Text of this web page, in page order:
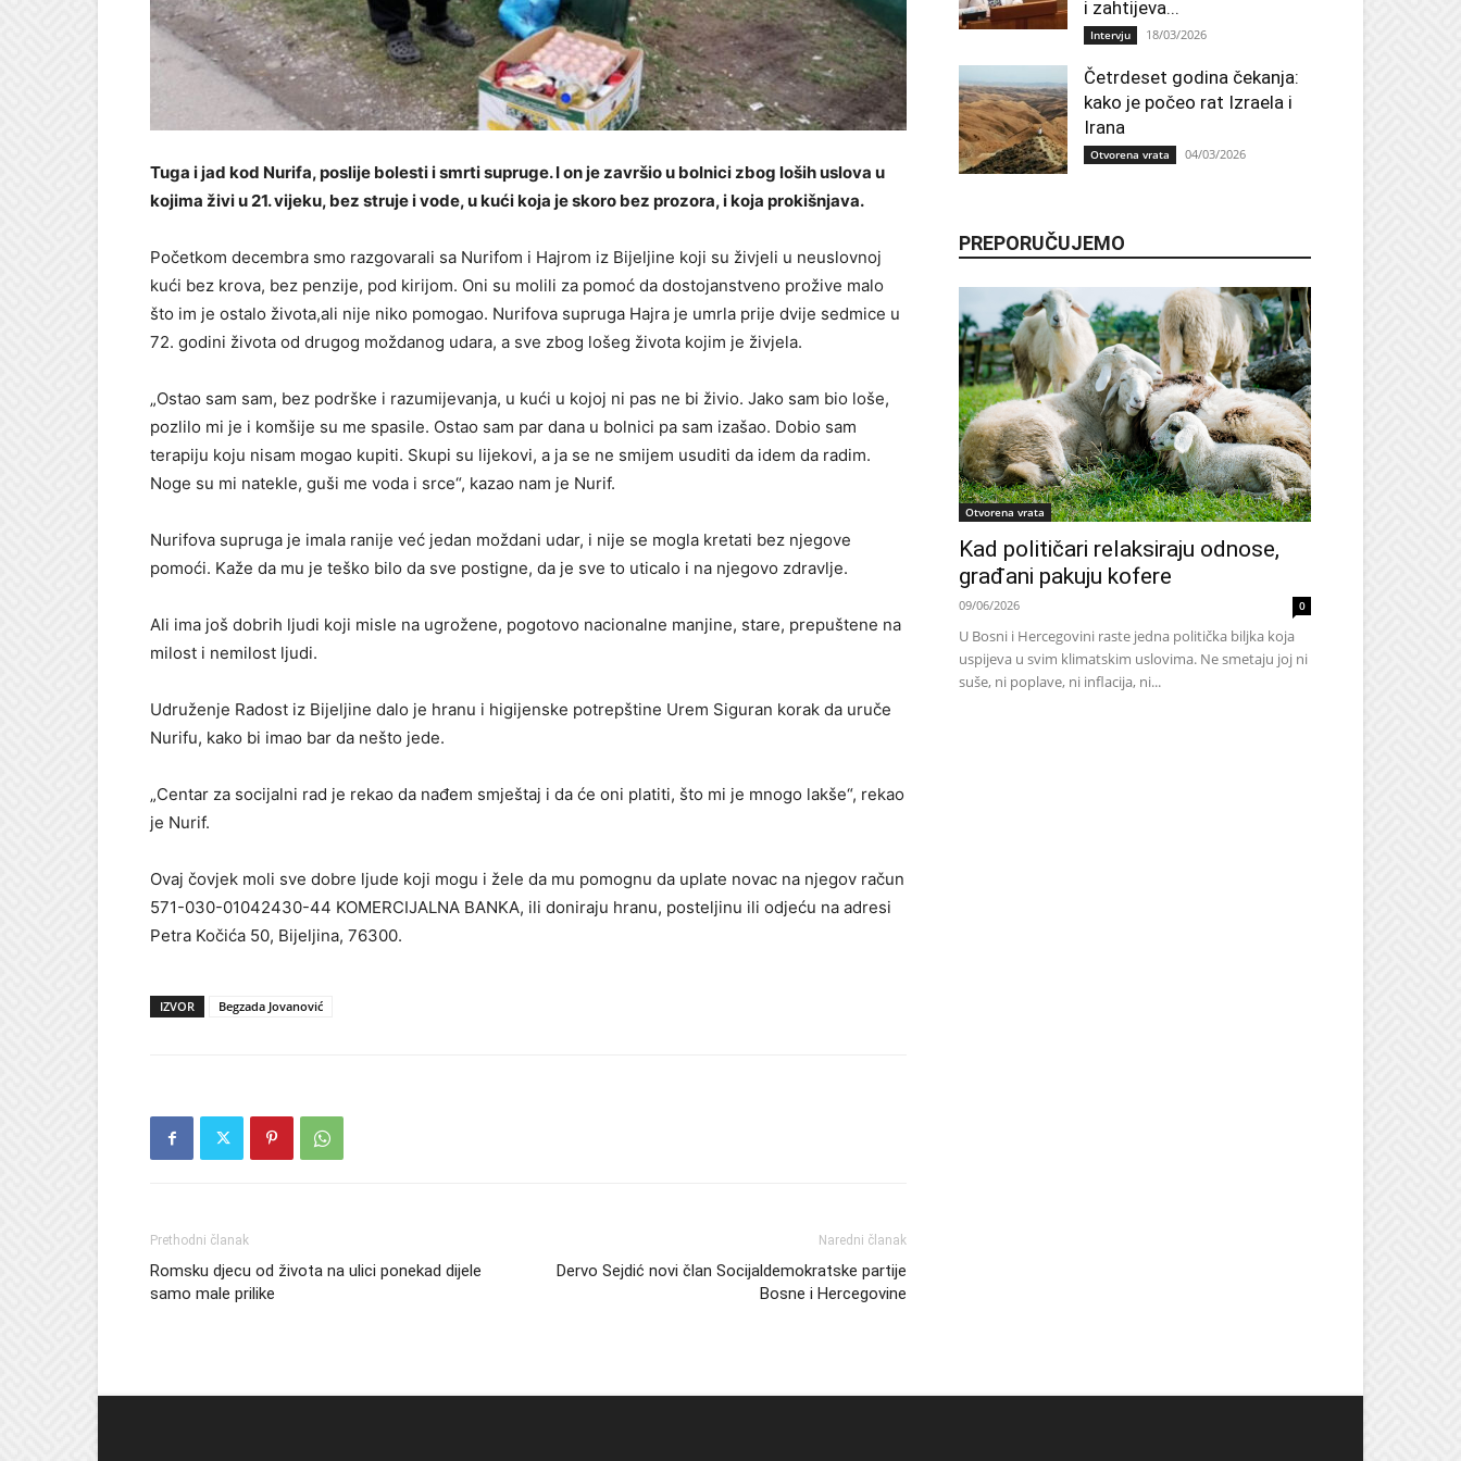
Tuga i jad kod Nurifa, poslije bolesti i smrti supruge. I on je završio u bolnici zbog loših uslova u
kojima živi u 21. vijeku, bez struje i vode, u kući koja je skoro bez prozora, i koja prokišnjava.
Početkom decembra smo razgovarali sa Nurifom i Hajrom iz Bijeljine koji su živjeli u neuslovnoj
kući bez krova, bez penzije, pod kirijom. Oni su molili za pomoć da dostojanstveno prožive malo
što im je ostalo života,ali nije niko pomogao. Nurifova supruga Hajra je umrla prije dvije sedmice u
72. godini života od drugog moždanog udara, a sve zbog lošeg života kojim je živjela.
„Ostao sam sam, bez podrške i razumijevanja, u kući u kojoj ni pas ne bi živio. Jako sam bio loše,
pozlilo mi je i komšije su me spasile. Ostao sam par dana u bolnici pa sam izašao. Dobio sam
terapiju koju nisam mogao kupiti. Skupi su lijekovi, a ja se ne smijem usuditi da idem da radim.
Noge su mi natekle, guši me voda i srce“, kazao nam je Nurif.
Nurifova supruga je imala ranije već jedan moždani udar, i nije se mogla kretati bez njegove
pomoći. Kaže da mu je teško bilo da sve postigne, da je sve to uticalo i na njegovo zdravlje.
Ali ima još dobrih ljudi koji misle na ugrožene, pogotovo nacionalne manjine, stare, prepuštene na
milost i nemilost ljudi.
Udruženje Radost iz Bijeljine dalo je hranu i higijenske potrepštine Urem Siguran korak da uruče
Nurifu, kako bi imao bar da nešto jede.
„Centar za socijalni rad je rekao da nađem smještaj i da će oni platiti, što mi je mnogo lakše“, rekao
je Nurif.
Ovaj čovjek moli sve dobre ljude koji mogu i žele da mu pomognu da uplate novac na njegov račun
571-030-01042430-44 KOMERCIJALNA BANKA, ili doniraju hranu, posteljinu ili odjeću na adresi
Petra Kočića 50, Bijeljina, 76300.
IZVOR Begzada Jovanović
Prethodni članak
Romsku djecu od života na ulici ponekad dijele
samo male prilike
Naredni članak
Dervo Sejdić novi član Socijaldemokratske partije
Bosne i Hercegovine
i zahtijeva...
Intervju 18/03/2026
Četrdeset godina čekanja:
kako je počeo rat Izraela i
Irana
Otvorena vrata 04/03/2026
PREPORUČUJEMO
Otvorena vrata
Kad političari relaksiraju odnose,
građani pakuju kofere
09/06/2026 0
U Bosni i Hercegovini raste jedna politička biljka koja
uspijeva u svim klimatskim uslovima. Ne smetaju joj ni
suše, ni poplave, ni inflacija, ni...